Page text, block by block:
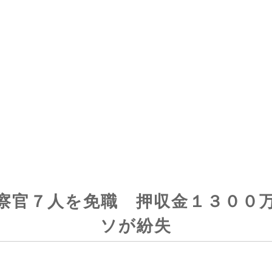
官７人を免職 押収金１３００
ソが紛失